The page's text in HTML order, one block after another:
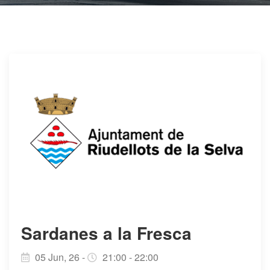
Sardanes a la Fresca
05 Jun, 26 - 21:00 - 22:00